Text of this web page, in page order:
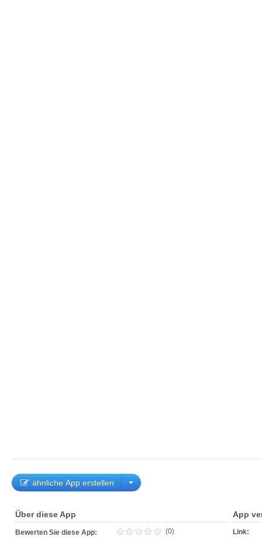
ähnliche App erstellen
Über diese App
Bewerten Sie diese App: (0)
App
Link: